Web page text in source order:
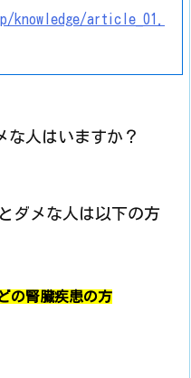
knowledge/article_01.
な人はいますか？
ダメな人は以下の方
の腎臓疾患の方